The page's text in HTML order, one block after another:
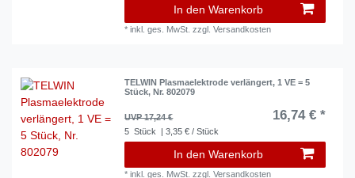
In den Warenkorb
*inkl. ges. MwSt. zzgl.Versandkosten
TELWIN Plasmaelektrode verlängert, 1 VE = 5
Stück, Nr. 802079
UVP 17,24 € 16,74 € *
5 Stück | 3,35 € / Stück
In den Warenkorb
*inkl. ges. MwSt. zzgl.Versandkosten